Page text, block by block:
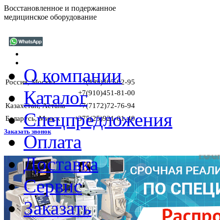
Восстановленное и подержанное
медицинское оборудование
Россия, Москва
+7(499)405-02-95
+7(910)451-81-00
Казахстан, Астана
+7(7172)72-76-94
Беларусь, Минск
+375(25)921-01-40
Заказать звонок
ГАРАНТИИ
О компании
Каталог
Спецпредложения
Оплата
Доставка
Сервис
Заказать